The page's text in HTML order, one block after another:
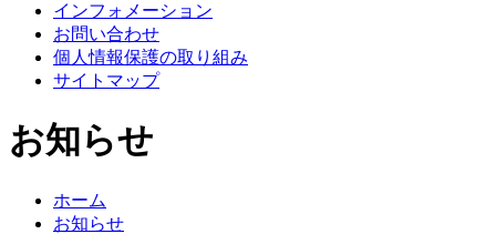
インフォメーション
お問い合わせ
個人情報保護の取り組み
サイトマップ
お知らせ
ホーム
お知らせ